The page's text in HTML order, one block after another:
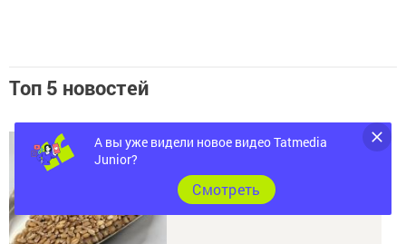
А вы уже видели новое видео Tatmedia
Junior?
Cмотреть